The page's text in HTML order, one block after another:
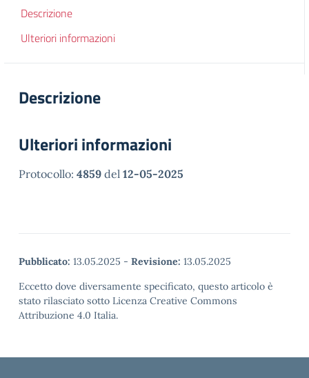
Descrizione
Ulteriori informazioni
Descrizione
Ulteriori informazioni
Protocollo: 4859 del 12-05-2025
Pubblicato: 13.05.2025 - Revisione: 13.05.2025
Eccetto dove diversamente specificato, questo articolo è
stato rilasciato sotto Licenza Creative Commons
Attribuzione 4.0 Italia.